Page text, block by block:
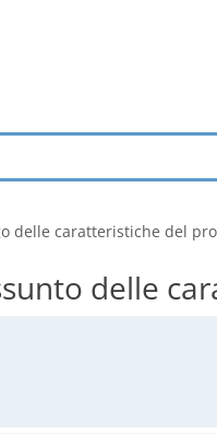
delle caratteristiche del
delle